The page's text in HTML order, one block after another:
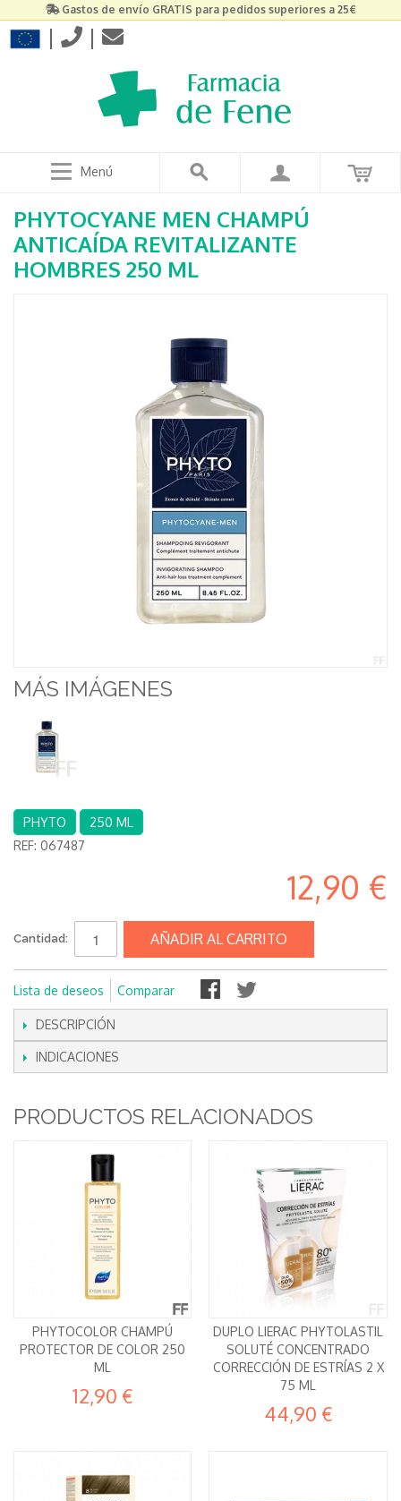
Gastos de envío GRATIS para pedidos superiores a 25€
| |
Menú
PHYTOCYANE MEN CHAMPÚ
ANTICAÍDA REVITALIZANTE
HOMBRES 250 ML
MÁS IMÁGENES
PHYTO
250 ML
REF: 067487
12,90 €
Cantidad: AÑADIR AL CARRITO
Lista de deseos Comparar
DESCRIPCIÓN
INDICACIONES
PRODUCTOS RELACIONADOS
PHYTOCOLOR CHAMPÚ
PROTECTOR DE COLOR 250
ML
12,90 €
DUPLO LIERAC PHYTOLASTIL
SOLUTÉ CONCENTRADO
CORRECCIÓN DE ESTRÍAS 2 X
75 ML
44,90 €